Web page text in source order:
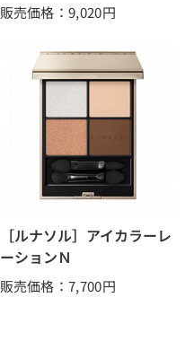
販売価格：9,020円
［ルナソル］アイカラーレ
ーションＮ
販売価格：7,700円